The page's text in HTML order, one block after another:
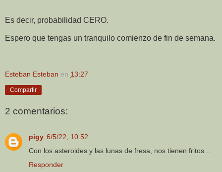
Es decir, probabilidad CERO.
Espero que tengas un tranquilo comienzo de fin de semana.
Esteban Esteban en 13:27
Compartir
2 comentarios:
pigy 6/5/22, 10:52
Con los asteroides y las lunas de fresa, nos tienen fritos...
Responder